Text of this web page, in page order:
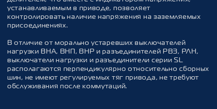
устанавливаемым в приводе, позволяет
контролировать наличие напряжения на заземляемых
присоединениях.
В отличие от морально устаревших выключателей
нагрузки ВНА, ВНП, ВНР и разъединителей РВЗ, РЛН,
выключатели нагрузки и разъединители серии SL
располагаются перпендикулярно относительно сборных
шин, не имеют регулируемых тяг привода, не требуют
обслуживания после коммутаций.